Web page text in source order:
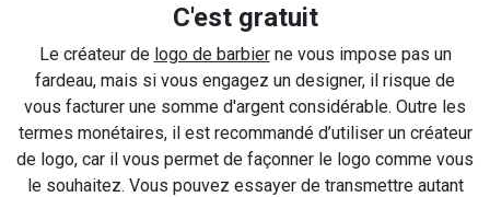
C'est gratuit
Le créateur de logo de barbierne vous impose pas un
fardeau, mais si vous engagez un designer, il risque de
vous facturer une somme d'argent considérable. Outre les
termes monétaires, il est recommandé d’utiliser un créateur
de logo, car il vous permet de façonner le logo comme vous
le souhaitez. Vous pouvez essayer de transmettre autant